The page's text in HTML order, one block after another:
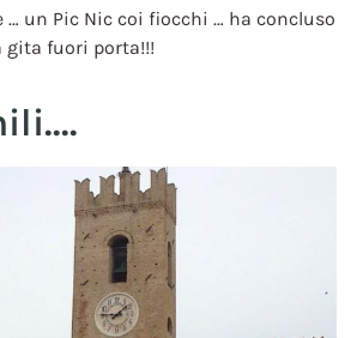
… un Pic Nic coi fiocchi … ha concluso
gita fuori porta!!!